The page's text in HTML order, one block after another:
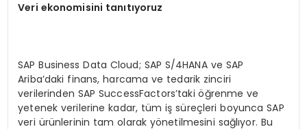
Veri ekonomisini tanıtıyoruz
SAP Business Data Cloud; SAP S/4HANA ve SAP
Ariba’daki finans, harcama ve tedarik zinciri
verilerinden SAP SuccessFactors’taki öğrenme ve
yetenek verilerine kadar, tüm iş süreçleri boyunca SAP
veri ürünlerinin tam olarak yönetilmesini sağlıyor. Bu